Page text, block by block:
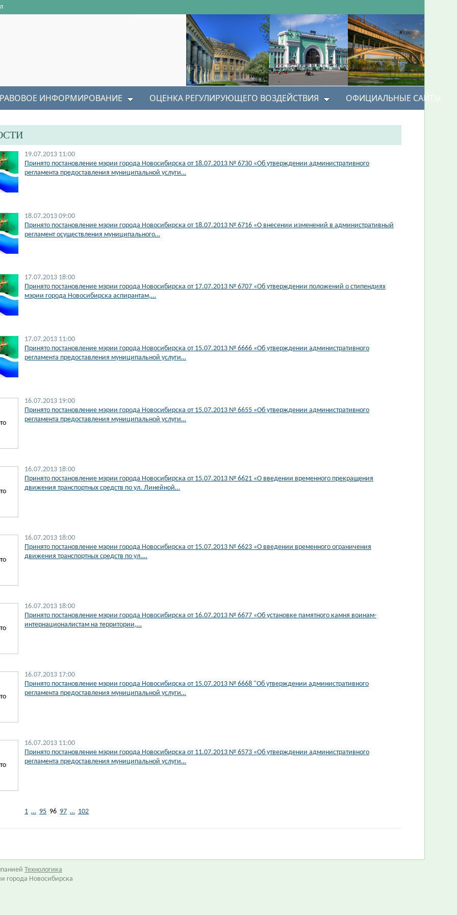
ИНФОРМИРОВАНИЕ ОЦЕНКА РЕГУЛИРУЮЩЕГО ВОЗДЕЙСТВИЯ ОФИЦИАЛЬНЫЕ САЙТЫ
19.07.2013 11:00
Принято постановление мэрии города Новосибирска от 18.07.2013 № 6730 «Об утверждении административного
регламента предоставления муниципальной услуги…
18.07.2013 09:00
Принято постановление мэрии города Новосибирска от 18.07.2013 № 6716 «О внесении изменений в административный
регламент осуществления муниципального…
17.07.2013 18:00
Принято постановление мэрии города Новосибирска от 17.07.2013 № 6707 «Об утверждении положений о стипендиях
мэрии города Новосибирска аспирантам,…
17.07.2013 11:00
Принято постановление мэрии города Новосибирска от 15.07.2013 № 6666 «Об утверждении административного
регламента предоставления муниципальной услуги…
16.07.2013 19:00
Принято постановление мэрии города Новосибирска от 15.07.2013 № 6655 «Об утверждении административного
регламента предоставления муниципальной услуги…
16.07.2013 18:00
Принято постановление мэрии города Новосибирска от 15.07.2013 № 6621 «О введении временного прекращения
движения транспортных средств по ул. Линейной…
16.07.2013 18:00
Принято постановление мэрии города Новосибирска от 15.07.2013 № 6623 «О введении временного ограничения
движения транспортных средств по ул.…
16.07.2013 18:00
Принято постановление мэрии города Новосибирска от 16.07.2013 № 6677 «Об установке памятного камня воинам-
интернационалистам на территории,…
16.07.2013 17:00
Принято постановление мэрии города Новосибирска от 15.07.2013 № 6668 "Об утверждении административного
регламента предоставления муниципальной услуги…
16.07.2013 11:00
Принято постановление мэрии города Новосибирска от 11.07.2013 № 6573 «Об утверждении административного
регламента предоставления муниципальной услуги…
1 … 95 96 97 … 102
Технологика
города Новосибирска